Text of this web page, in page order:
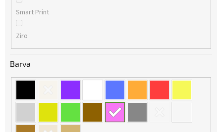
Smart Print
Ziro
Barva